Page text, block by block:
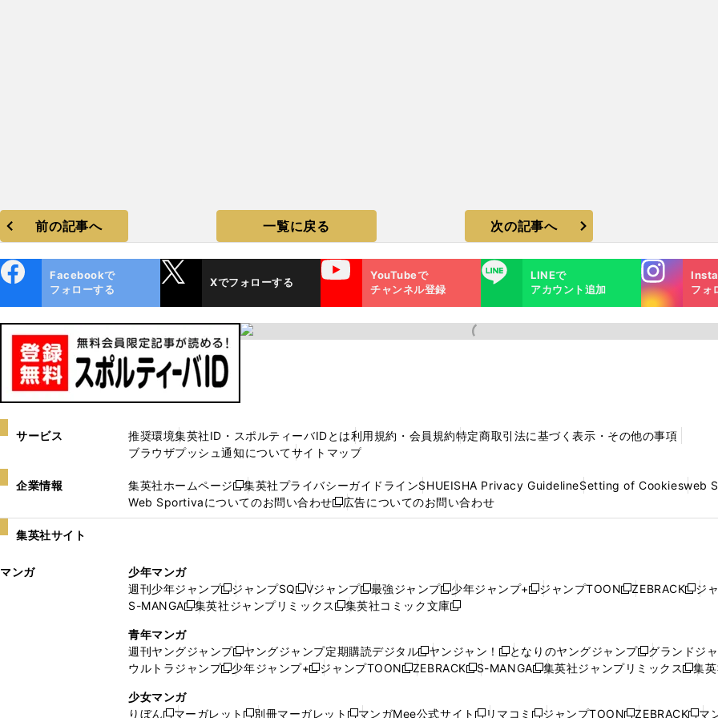
前の記事へ 一覧に戻る 次の記事へ
ok
Facebookで
フォローする
Xでフォローする
YouTube
YouTubeで
チャンネル登録
LINE
LINEで
アカウント追加
Instagra
m
フォ
サービス 推奨環境集英社ID・スポルティーバIDとは利用規約・会員規約特定商取引法に基づく表示・その他の事項
ブラウザプッシュ通知についてサイトマップ
企業情報 集英社ホームページ
新
し
い
ド
ウ
く
集英社プライバシーガイドラインSHUEISHA Privacy GuidelineSetting of Cookiesweb
Web Sportivaについてのお問い合わせ
新
し
ン
ド
開
く
広告についてのお問い合わせ
集英社サイト
マンガ
少年マンガ
週刊少年ジャンプ
新
し
ィ
ン
ウ
ジャンプSQ
新
し
ィ
ン
ウ
Vジャンプ
新
し
ィ
ン
ウ
最強ジャンプ
新
し
ィ
ン
ウ
少年ジャンプ+
新
ィ
ン
ウ
ジャンプTOON
新
ィ
ン
ウ
ZEBRACK
新
ィ
ン
ウ
ジ
S-MANGA
新
い
ウ
ィ
ン
ド
集英社ジャンプリミックス
新
ウ
ィ
ド
集英社コミック文庫
新
ウ
ィ
ド
青年マンガ
週刊ヤングジャンプ
新
し
ヤングジャンプ定期購読デジタル
新
し
ヤンジャン！新
し
となりのヤングジャンプ
新
し
ウ
グランドジ
ウルトラジャンプ
新
少年ジャンプ+
新
ジャンプTOON
新
ZEBRACK
新
S-MANGA
新
集英社ジャンプリミックス
新
集
少女マンガ
りぼん
マーガレット 別冊マーガレット マンガMee公式サイト リマコミ ジャンプTOON ZEBRACK マ